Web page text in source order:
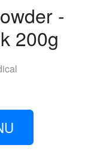
-
200g